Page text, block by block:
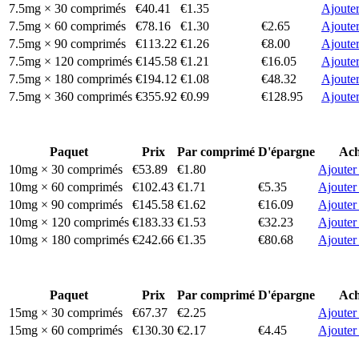
7.5mg × 30 comprimés
€40.41 €1.35
7.5mg × 60 comprimés
€78.16 €1.30 €2.65
7.5mg × 90 comprimés
€113.22 €1.26 €8.00
7.5mg × 120 comprimés €145.58 €1.21 €16.05
7.5mg × 180 comprimés €194.12 €1.08 €48.32
7.5mg × 360 comprimés €355.92 €0.99 €128.95
Paquet Prix Par comprimé D'épargne
10mg × 30 comprimés
€53.89 €1.80
Ajouter
10mg × 60 comprimés
€102.43 €1.71 €5.35
Ajouter
10mg × 90 comprimés
€145.58 €1.62 €16.09
Ajouter
10mg × 120 comprimés €183.33 €1.53 €32.23
Ajouter
10mg × 180 comprimés €242.66 €1.35 €80.68 Ajouter
Paquet Prix Par comprimé D'épargne
15mg × 30 comprimés
€67.37 €2.25
Ajouter
15mg × 60 comprimés
€130.30 €2.17 €4.45 Ajouter